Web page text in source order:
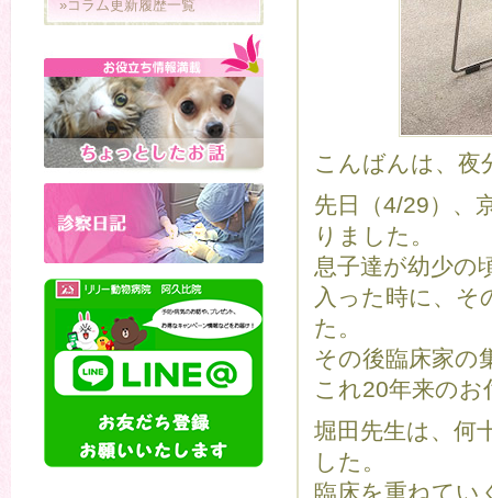
こんばんは、夜
先日（4/29）、
りました。
息子達が幼少の
入った時に、そ
た。
その後臨床家の
これ20年来の
堀田先生は、何
した。
臨床を重ねてい
»コラム更新履歴一覧